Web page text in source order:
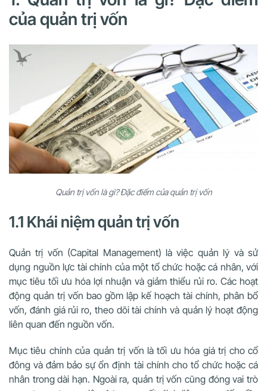
của quản trị vốn
Quản trị vốn là gì? Đặc điểm của quản trị vốn
1.1 Khái niệm quản trị vốn
Quản trị vốn (Capital Management) là việc quản lý và sử
dụng nguồn lực tài chính của một tổ chức hoặc cá nhân, với
mục tiêu tối ưu hóa lợi nhuận và giảm thiểu rủi ro. Các hoạt
động quản trị vốn bao gồm lập kế hoạch tài chính, phân bổ
vốn, đánh giá rủi ro, theo dõi tài chính và quản lý hoạt động
liên quan đến nguồn vốn.
Mục tiêu chính của quản trị vốn là tối ưu hóa giá trị cho cổ
đông và đảm bảo sự ổn định tài chính cho tổ chức hoặc cá
nhân trong dài hạn. Ngoài ra, quản trị vốn cũng đóng vai trò